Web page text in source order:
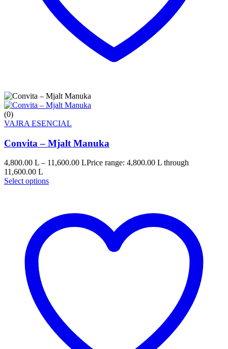
(0)
VAJRA ESENCIAL
Convita – Mjalt Manuka
4,800.00 L – 11,600.00 LPrice range: 4,800.00 L through
11,600.00 L
Select options